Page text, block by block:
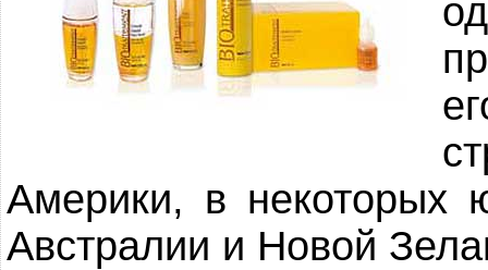
Америки, в некоторых
Австралии и Новой